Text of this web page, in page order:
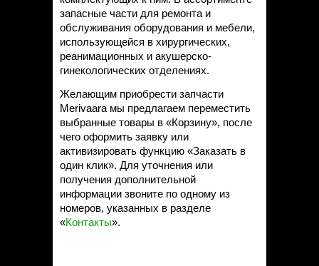
запасные части для ремонта и
обслуживания оборудования и мебели,
использующейся в хирургических,
реанимационных и акушерско-
гинекологических отделениях.
Желающим приобрести запчасти
Merivaara мы предлагаем переместить
выбранные товары в «Корзину», после
чего оформить заявку или
активизировать функцию «Заказать в
один клик». Для уточнения или
получения дополнительной
информации звоните по одному из
номеров, указанных в разделе
«Контакты».